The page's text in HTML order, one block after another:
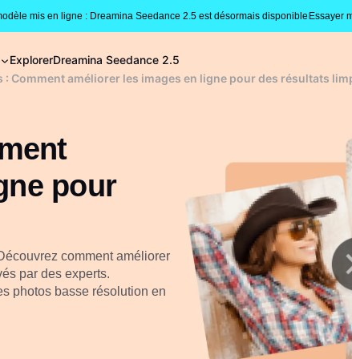
mis en ligne : Dreamina Seedance 2.5 est désormais disponible Essayer
ExplorerDreamina Seedance 2.5
: Comment améliorer les images en ligne pour des résultats
pour
comment améliorer
par des experts.
photos basse résolution en